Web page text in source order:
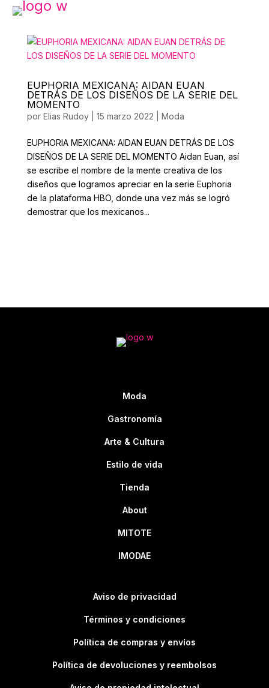
EUPHORIA MEXICANA: AIDAN EUAN
DETRÁS DE LOS DISEÑOS DE LA SERIE DEL
MOMENTO
por Elias Rudoy| 15 marzo 2022 Moda
EUPHORIA MEXICANA: AIDAN EUAN DETRÁS DE LOS
DISEÑOS DE LA SERIE DEL MOMENTO Aidan Euan, así
se escribe el nombre de la mente creativa de los
diseños que logramos apreciar en la serie Euphoria
de la plataforma HBO, donde una vez más se logró
demostrar que los mexicanos...
Moda
Gastronomía
Arte & Cultura
Estilo de vida
Tienda
About
MITOTE
IMODAE
Aviso de privacidad
Términos y condiciones
Política de compras y envíos
Política de devoluciones y reembolsos